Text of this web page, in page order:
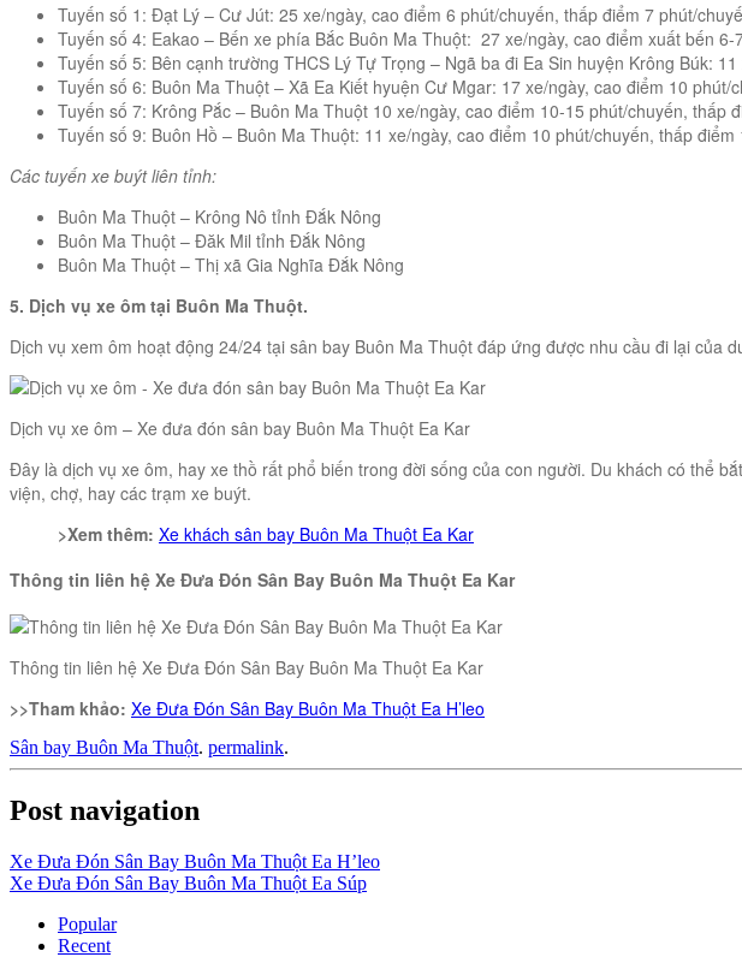
Tuyến số 1: Đạt Lý – Cư Jút: 25 xe/ngày, cao điểm 6 phút/chuyến, thấp điểm 7 phút/
Tuyến số 4: Eakao – Bến xe phía Bắc Buôn Ma Thuột: 27 xe/ngày, cao điểm xuất bến
Tuyến số 5: Bên cạnh trường THCS Lý Tự Trọng – Ngã ba đi Ea Sin huyện Krông Búk:
Tuyến số 6: Buôn Ma Thuột – Xã Ea Kiết hyuện Cư Mgar: 17 xe/ngày, cao điểm 10
Tuyến số 7: Krông Pắc – Buôn Ma Thuột 10 xe/ngày, cao điểm 10-15 phút/chuyến, thấp
Tuyến số 9: Buôn Hồ – Buôn Ma Thuột: 11 xe/ngày, cao điểm 10 phút/chuyến, thấp
Các tuyến xe buýt liên tỉnh:
Buôn Ma Thuột – Krông Nô tỉnh Đắk Nông
Buôn Ma Thuột – Đăk Mil tỉnh Đắk Nông
Buôn Ma Thuột – Thị xã Gia Nghĩa Đắk Nông
5. Dịch vụ xe ôm tại Buôn Ma Thuột.
Dịch vụ xem ôm hoạt động 24/24 tại sân bay Buôn Ma Thuột đáp ứng được nhu cầu đi lại
Dịch vụ xe ôm – Xe đưa đón sân bay Buôn Ma Thuột Ea Kar
Đây là dịch vụ xe ôm, hay xe thồ rất phổ biến trong đời sống của con người. Du khách có thể
viện, chợ, hay các trạm xe buýt.
>Xem thêm: Xe khách sân bay Buôn Ma Thuột Ea Kar
Thông tin liên hệ Xe Đưa Đón Sân Bay Buôn Ma Thuột Ea Kar
Thông tin liên hệ Xe Đưa Đón Sân Bay Buôn Ma Thuột Ea Kar
>>Tham khảo: Xe Đưa Đón Sân Bay Buôn Ma Thuột Ea H’leo
Sân bay Buôn Ma Thuột. permalink.
Post navigation
Xe Đưa Đón Sân Bay Buôn Ma Thuột Ea H’leo
Xe Đưa Đón Sân Bay Buôn Ma Thuột Ea Súp
Popular
Recent